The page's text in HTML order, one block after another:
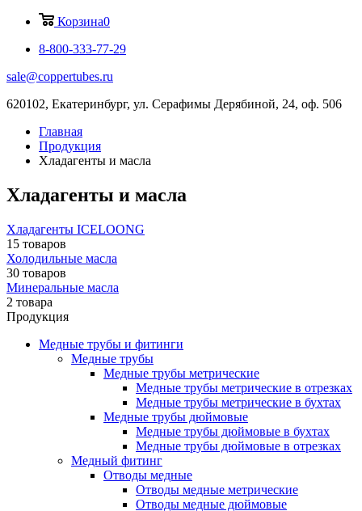
Корзина0
8-800-333-77-29
sale@coppertubes.ru
620102, Екатеринбург, ул. Серафимы Дерябиной, 24, оф. 506
Главная
Продукция
Хладагенты и масла
Хладагенты и масла
Хладагенты ICELOONG
15 товаров
Холодильные масла
30 товаров
Минеральные масла
2 товара
Продукция
Медные трубы и фитинги
Медные трубы
Медные трубы метрические
Медные трубы метрические в отрезках
Медные трубы метрические в бухтах
Медные трубы дюймовые
Медные трубы дюймовые в бухтах
Медные трубы дюймовые в отрезках
Медный фитинг
Отводы медные
Отводы медные метрические
Отводы медные дюймовые